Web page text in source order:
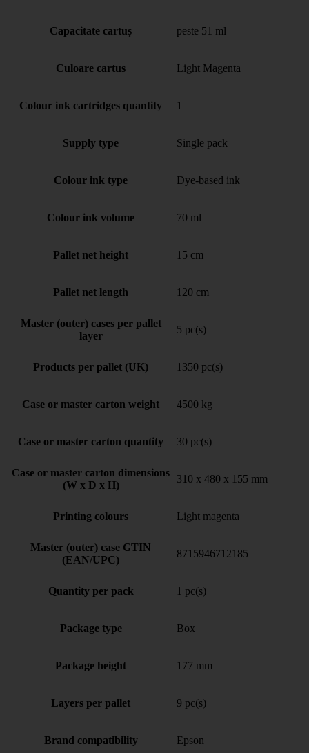
Capacitate cartuș peste 51 ml
Culoare cartus Light Magenta
Colour ink cartridges quantity 1
Supply type Single pack
Colour ink type Dye-based ink
Colour ink volume 70 ml
Pallet net height 15 cm
Pallet net length 120 cm
Master (outer) cases per pallet
layer
5 pc(s)
Products per pallet (UK) 1350 pc(s)
Case or master carton weight 4500 kg
Case or master carton quantity 30 pc(s)
Case or master carton dimensions
(W x D x H)
310 x 480 x 155 mm
Printing colours Light magenta
Master (outer) case GTIN
(EAN/UPC)
8715946712185
Quantity per pack 1 pc(s)
Package type Box
Package height 177 mm
Layers per pallet 9 pc(s)
Brand compatibility Epson